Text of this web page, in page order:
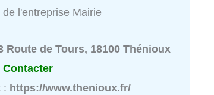
l'entreprise Mairie
Route de Tours, 18100 Thénioux
Contacter
: https://www.thenioux.fr/